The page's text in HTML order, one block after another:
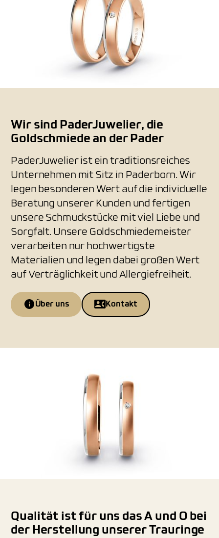
Wir sind PaderJuwelier, die
Goldschmiede an der Pader
PaderJuwelier ist ein traditionsreiches
Unternehmen mit Sitz in Paderborn. Wir
legen besonderen Wert auf die individuelle
Beratung unserer Kunden und fertigen
unsere Schmuckstücke mit viel Liebe und
Sorgfalt. Unsere Goldschmiedemeister
verarbeiten nur hochwertigste
Materialien und legen dabei großen Wert
auf Verträglichkeit und Allergiefreiheit.
Über uns Kontakt
Qualität ist für uns das A und O bei
der Herstellung unserer Trauringe